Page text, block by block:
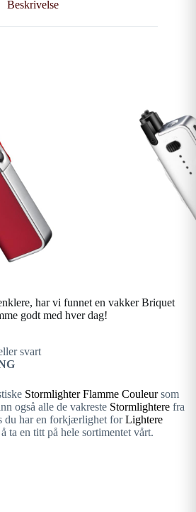
Beskrivelse
har vi funnet en vakker Briquet
godt med hver dag!
svart
Stormlighter Flamme Couleursom
også alle de vakreste Stormlightere fra
du har en forkjærlighet forLightere
ta en titt på hele sortimentet vårt.